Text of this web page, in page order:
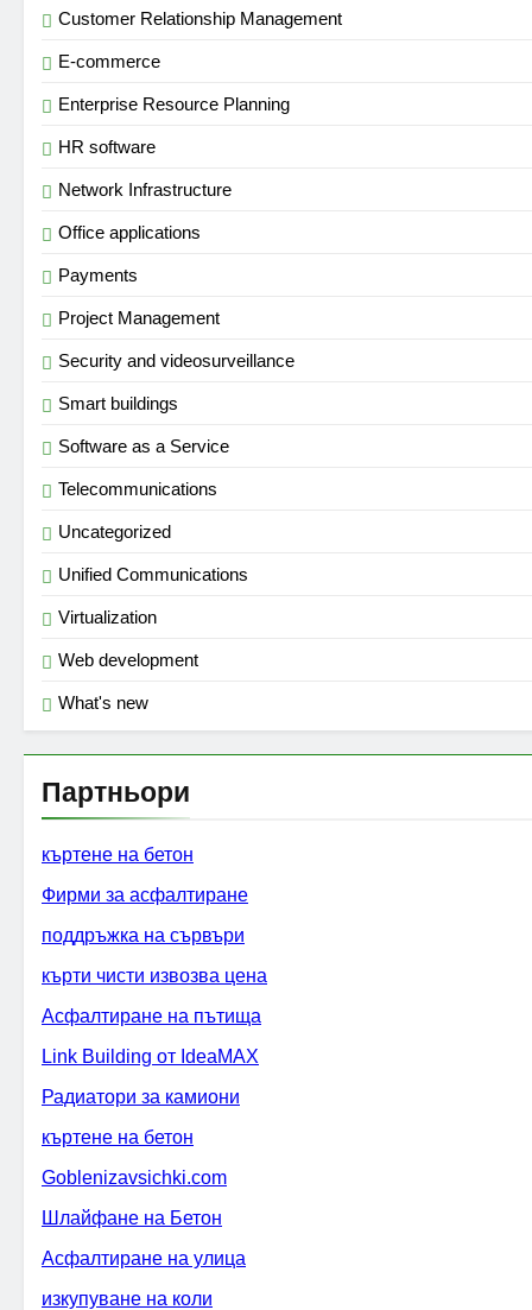
Customer Relationship Management
E-commerce
Enterprise Resource Planning
HR software
Network Infrastructure
Office applications
Payments
Project Management
Security and videosurveillance
Smart buildings
Software as a Service
Telecommunications
Uncategorized
Unified Communications
Virtualization
Web development
What's new
Партньори
къртене на бетон
Фирми за асфалтиране
поддръжка на сървъри
кърти чисти извозва цена
Асфалтиране на пътища
Link Building от IdeaMAX
Радиатори за камиони
къртене на бетон
Goblenizavsichki.com
Шлайфане на Бетон
Асфалтиране на улица
изкупуване на коли